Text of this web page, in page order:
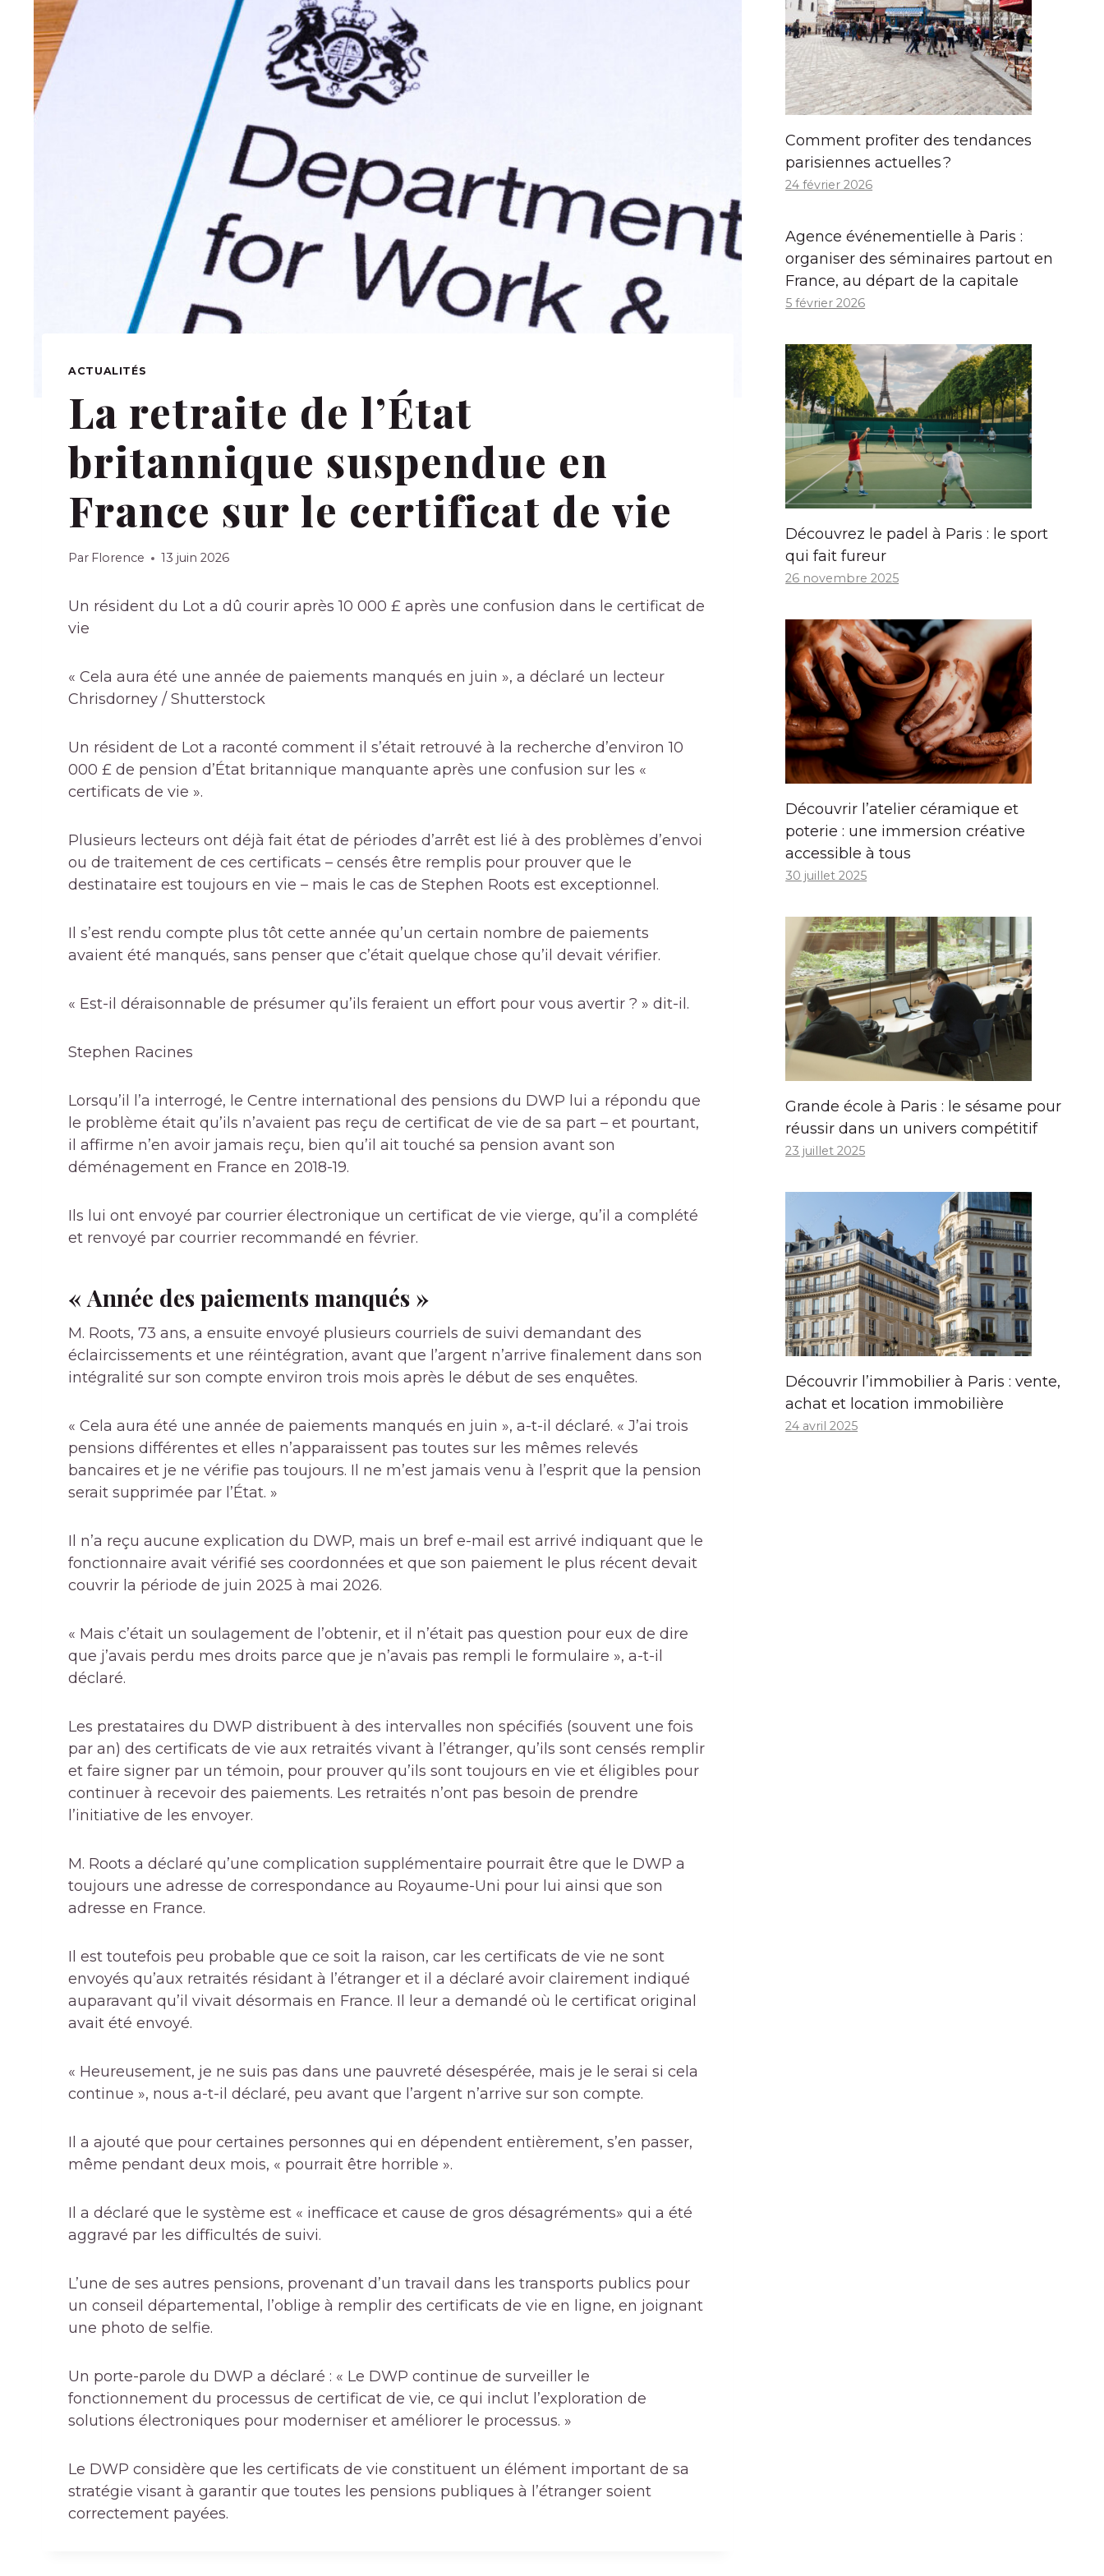
ACTUALITÉS
La retraite de l’État
britannique suspendue en
France sur le certificat de vie
Par Florence 13 juin 2026
Un résident du Lot a dû courir après 10 000 £ après une confusion dans le certificat de
vie
« Cela aura été une année de paiements manqués en juin », a déclaré un lecteur
Chrisdorney / Shutterstock
Un résident de Lot a raconté comment il s’était retrouvé à la recherche d’environ 10
000 £ de pension d’État britannique manquante après une confusion sur les «
certificats de vie ».
Plusieurs lecteurs ont déjà fait état de périodes d’arrêt est lié à des problèmes d’envoi
ou de traitement de ces certificats – censés être remplis pour prouver que le
destinataire est toujours en vie – mais le cas de Stephen Roots est exceptionnel.
Il s’est rendu compte plus tôt cette année qu’un certain nombre de paiements
avaient été manqués, sans penser que c’était quelque chose qu’il devait vérifier.
« Est-il déraisonnable de présumer qu’ils feraient un effort pour vous avertir ? » dit-il.
Stephen Racines
Lorsqu’il l’a interrogé, le Centre international des pensions du DWP lui a répondu que
le problème était qu’ils n’avaient pas reçu de certificat de vie de sa part – et pourtant,
il affirme n’en avoir jamais reçu, bien qu’il ait touché sa pension avant son
déménagement en France en 2018-19.
Ils lui ont envoyé par courrier électronique un certificat de vie vierge, qu’il a complété
et renvoyé par courrier recommandé en février.
« Année des paiements manqués »
M. Roots, 73 ans, a ensuite envoyé plusieurs courriels de suivi demandant des
éclaircissements et une réintégration, avant que l’argent n’arrive finalement dans son
intégralité sur son compte environ trois mois après le début de ses enquêtes.
« Cela aura été une année de paiements manqués en juin », a-t-il déclaré. « J’ai trois
pensions différentes et elles n’apparaissent pas toutes sur les mêmes relevés
bancaires et je ne vérifie pas toujours. Il ne m’est jamais venu à l’esprit que la pension
serait supprimée par l’État. »
Il n’a reçu aucune explication du DWP, mais un bref e-mail est arrivé indiquant que le
fonctionnaire avait vérifié ses coordonnées et que son paiement le plus récent devait
couvrir la période de juin 2025 à mai 2026.
« Mais c’était un soulagement de l’obtenir, et il n’était pas question pour eux de dire
que j’avais perdu mes droits parce que je n’avais pas rempli le formulaire », a-t-il
déclaré.
Les prestataires du DWP distribuent à des intervalles non spécifiés (souvent une fois
par an) des certificats de vie aux retraités vivant à l’étranger, qu’ils sont censés remplir
et faire signer par un témoin, pour prouver qu’ils sont toujours en vie et éligibles pour
continuer à recevoir des paiements. Les retraités n’ont pas besoin de prendre
l’initiative de les envoyer.
M. Roots a déclaré qu’une complication supplémentaire pourrait être que le DWP a
toujours une adresse de correspondance au Royaume-Uni pour lui ainsi que son
adresse en France.
Il est toutefois peu probable que ce soit la raison, car les certificats de vie ne sont
envoyés qu’aux retraités résidant à l’étranger et il a déclaré avoir clairement indiqué
auparavant qu’il vivait désormais en France. Il leur a demandé où le certificat original
avait été envoyé.
« Heureusement, je ne suis pas dans une pauvreté désespérée, mais je le serai si cela
continue », nous a-t-il déclaré, peu avant que l’argent n’arrive sur son compte.
Il a ajouté que pour certaines personnes qui en dépendent entièrement, s’en passer,
même pendant deux mois, « pourrait être horrible ».
Il a déclaré que le système est « inefficace et cause de gros désagréments» qui a été
aggravé par les difficultés de suivi.
L’une de ses autres pensions, provenant d’un travail dans les transports publics pour
un conseil départemental, l’oblige à remplir des certificats de vie en ligne, en joignant
une photo de selfie.
Un porte-parole du DWP a déclaré : « Le DWP continue de surveiller le
fonctionnement du processus de certificat de vie, ce qui inclut l’exploration de
solutions électroniques pour moderniser et améliorer le processus. »
Le DWP considère que les certificats de vie constituent un élément important de sa
stratégie visant à garantir que toutes les pensions publiques à l’étranger soient
correctement payées.
Comment profiter des tendances
parisiennes actuelles ?
24 février 2026
Agence événementielle à Paris :
organiser des séminaires partout en
France, au départ de la capitale
5 février 2026
Découvrez le padel à Paris : le sport
qui fait fureur
26 novembre 2025
Découvrir l’atelier céramique et
poterie : une immersion créative
accessible à tous
30 juillet 2025
Grande école à Paris : le sésame pour
réussir dans un univers compétitif
23 juillet 2025
Découvrir l’immobilier à Paris : vente,
achat et location immobilière
24 avril 2025